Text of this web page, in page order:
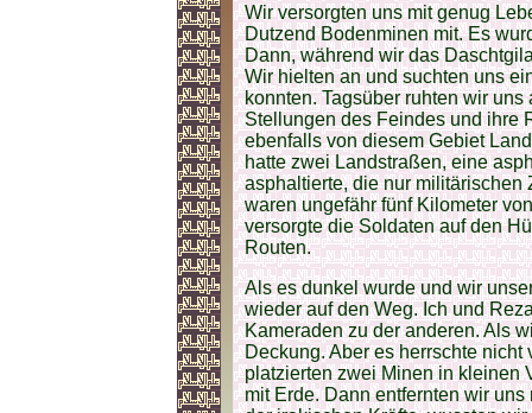
Wir versorgten uns mit genug
Dutzend Bodenminen mit. Es
Dann, während wir das
Wir hielten an und suchten uns
konnten. Tagsüber ruhten wir
Stellungen des Feindes und ihre
ebenfalls von diesem Gebiet
hatte zwei Landstraßen, eine
asphaltierte, die nur
waren ungefähr fünf Kilometer
versorgte die Soldaten auf den
Routen.
Als es dunkel wurde und wir
wieder auf den Weg. Ich und
Kameraden zu der anderen. Als
Deckung. Aber es herrschte
platzierten zwei Minen in kleinen
mit Erde. Dann entfernten wir